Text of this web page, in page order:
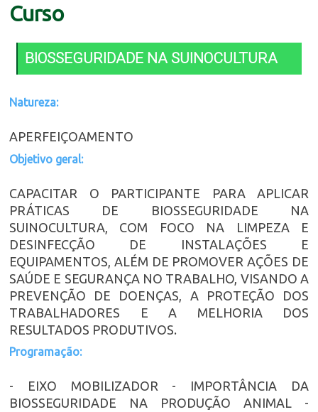
Curso
BIOSSEGURIDADE NA SUINOCULTURA
Natureza:
APERFEIÇOAMENTO
Objetivo geral:
CAPACITAR O PARTICIPANTE PARA APLICAR
PRÁTICAS DE BIOSSEGURIDADE NA
SUINOCULTURA, COM FOCO NA LIMPEZA E
DESINFECÇÃO DE INSTALAÇÕES E
EQUIPAMENTOS, ALÉM DE PROMOVER AÇÕES DE
SAÚDE E SEGURANÇA NO TRABALHO, VISANDO A
PREVENÇÃO DE DOENÇAS, A PROTEÇÃO DOS
TRABALHADORES E A MELHORIA DOS
RESULTADOS PRODUTIVOS.
Programação:
- EIXO MOBILIZADOR - IMPORTÂNCIA DA
BIOSSEGURIDADE NA PRODUÇÃO ANIMAL -